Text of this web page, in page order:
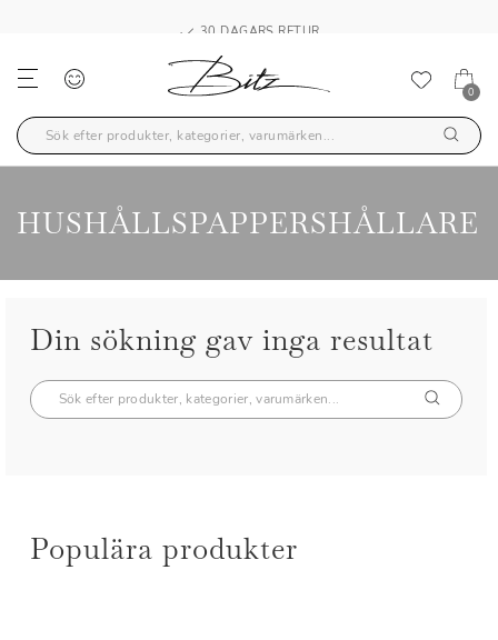
0
HUSHÅLLSPAPPERSHÅLLARE
Din sökning gav inga resultat
Populära produkter